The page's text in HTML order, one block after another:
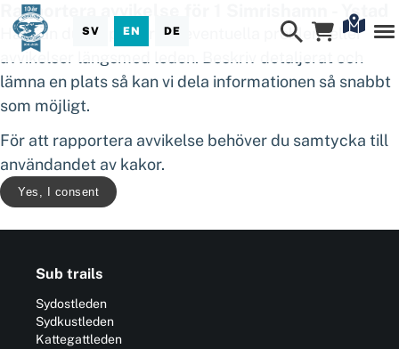
SV EN DE
Rapportera avvikelse för 1 Simrishamn - Ystad
Här kan du rapportera in eventuella problem eller
avvikelser längsmed leden. Beskriv detaljerat och
lämna en plats så kan vi dela informationen så snabbt
som möjligt.
För att rapportera avvikelse behöver du samtycka till
användandet av kakor.
Yes, I consent
Sub trails
Sydostleden
Sydkustleden
Kattegattleden